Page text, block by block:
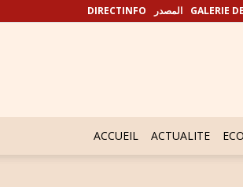
DIRECTINFO المصدر GALERIE
ACCUEIL ACTUALITE